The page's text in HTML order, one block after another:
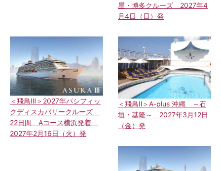
屋・博多クルーズ 2027年4
月4日（日）発
＜飛鳥Ⅲ＞2027年パシフィッ
クディスカバリークルーズ
22日間 Aコース横浜発着
2027年2月16日（火）発
＜飛鳥Ⅱ＞A-plus 沖縄 ～石
垣・基隆～ 2027年3月12日
（金）発